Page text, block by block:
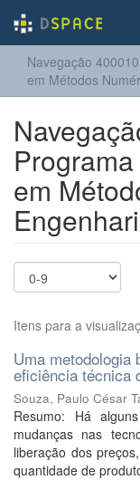
Navegação
em Métodos
em
Itens para a
Uma metodologia
eficiência técnica
Souza, Paulo César
Resumo: Há
mudanças nas
liberação dos
quantidade de